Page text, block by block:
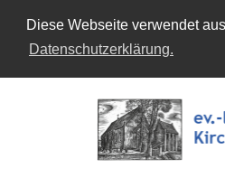
Diese Webseite verwendet
Datenschutzerklärung.